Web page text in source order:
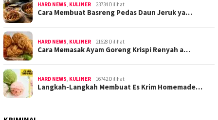
HARD NEWS KULINER 23734 Dilihat
Cara Membuat Basreng Pedas Daun Jeruk ya…
HARD NEWS KULINER 21628 Dilihat
Cara Memasak Ayam Goreng Krispi Renyah a…
HARD NEWS KULINER 16742 Dilihat
Langkah-Langkah Membuat Es Krim Homemade…